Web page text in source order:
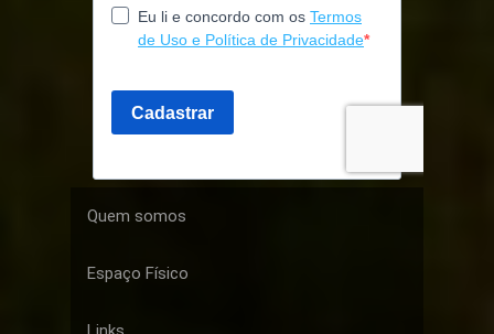
Quem somos
Espaço Físico